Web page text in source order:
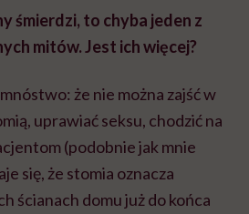
śmierdzi, to chyba jeden z
mitów. Jest ich więcej?
że nie można zajść w
uprawiać seksu, chodzić na
(podobnie jak mnie
się, że stomia oznacza
ścianach domu już do końca